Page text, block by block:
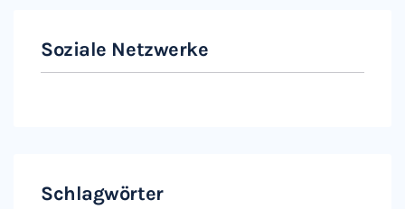
Soziale Netzwerke
Schlagwörter